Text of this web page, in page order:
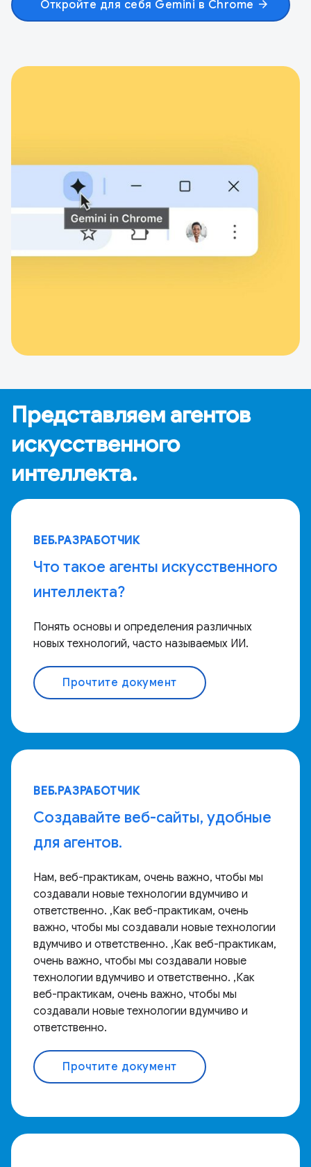
Откройте для себя Gemini в Chrome arrow_forward
Представляем агентов
искусственного
интеллекта.
ВЕБ.РАЗРАБОТЧИК
Что такое агенты искусственного
интеллекта?
Понять основы и определения различных
новых технологий, часто называемых ИИ.
Прочтите документ
ВЕБ.РАЗРАБОТЧИК
Создавайте веб-сайты, удобные
для агентов.
Нам, веб-практикам, очень важно, чтобы мы
создавали новые технологии вдумчиво и
ответственно. ,Как веб-практикам, очень
важно, чтобы мы создавали новые технологии
вдумчиво и ответственно. ,Как веб-практикам,
очень важно, чтобы мы создавали новые
технологии вдумчиво и ответственно. ,Как
веб-практикам, очень важно, чтобы мы
создавали новые технологии вдумчиво и
ответственно.
Прочтите документ